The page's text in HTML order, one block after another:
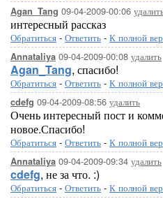
Agan_Tang 09-04-2009-00:06
интересный рассказ
Обратиться - Ответить - К полной
Annataliya 09-04-2009-00:08 удалить
Agan_Tang, спасибо!
Обратиться - Ответить - К полной
cdefg 09-04-2009-08:56 удалить
Очень интересный пост и
новое.Спасибо!
Обратиться - Ответить - К полной
Annataliya 09-04-2009-09:34 удалить
cdefg, не за что. :)
Обратиться - Ответить - К полной